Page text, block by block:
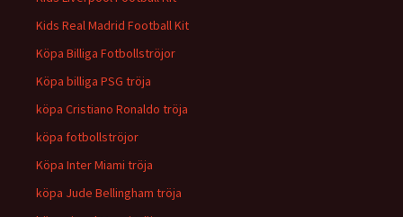
Kids Real Madrid Football Kit
Köpa Billiga Fotbollströjor
Köpa billiga PSG tröja
köpa Cristiano Ronaldo tröja
köpa fotbollströjor
Köpa Inter Miami tröja
köpa Jude Bellingham tröja